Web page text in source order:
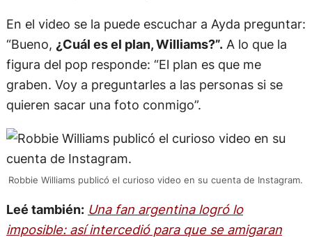
En el video se la puede escuchar a Ayda preguntar:
“Bueno, ¿Cuál es el plan, Williams?”.A lo que la
figura del pop responde: “El plan es que me
graben. Voy a preguntarles a las personas si se
quieren sacar una foto conmigo”.
Robbie Williams publicó el curioso video en su cuenta de Instagram.
Leé también: Una fan argentina logró lo
imposible: así intercedió para que se amigaran